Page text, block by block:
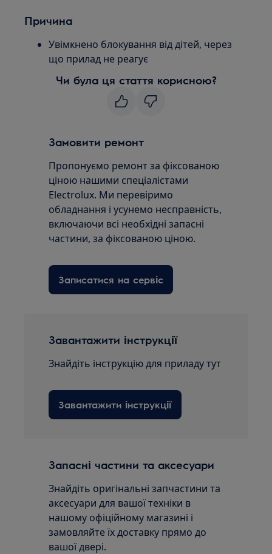
Причина
Увімкнено блокування від дітей, через
що прилад не реагує
Чи була ця стаття корисною?
Замовити ремонт
Пропонуємо ремонт за фіксованою
ціною нашими спеціалістами
Electrolux. Ми перевіримо
обладнання і усунемо несправність,
включаючи всі необхідні запасні
частини, за фіксованою ціною.
Записатися на сервіс
Завантажити інструкції
Знайдіть інструкцію для приладу тут
Завантажити інструкції
Запасні частини та аксесуари
Знайдіть оригінальні запчастини та
аксесуари для вашої техніки в
нашому офіційному магазині і
замовляйте їх доставку прямо до
вашої двері.